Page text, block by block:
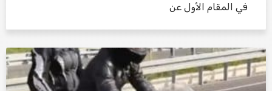
في المقام الأول عن